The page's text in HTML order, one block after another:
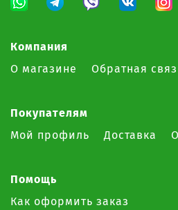
Компания
О магазине
Обратная
Покупателям
Мой профиль
Доставка
Помощь
Как оформить заказ